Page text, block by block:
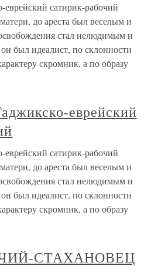
еврейский сатирик-рабочий
до ареста был веселым и
стал нелюдимым и
был идеалист, по склонности
скромник, а по образу
еврейский
еврейский сатирик-рабочий
до ареста был веселым и
стал нелюдимым и
был идеалист, по склонности
скромник, а по образу
СТАХАНОВЕЦ